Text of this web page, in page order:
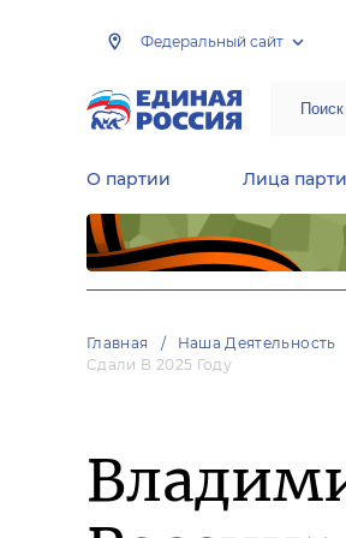
Федеральный сайт
О партии Лица
Главная Наша Деятельность
Сдали В 2025 Году